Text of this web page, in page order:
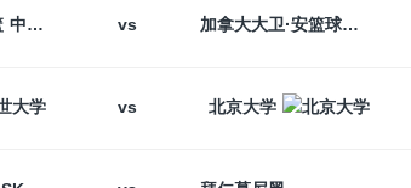
中国U18男篮 vs 加拿大大卫·安篮球学院
大学 vs 北京大学